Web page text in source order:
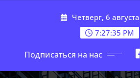
Четверг, 6
7:27:36 PM
Подписаться на нас